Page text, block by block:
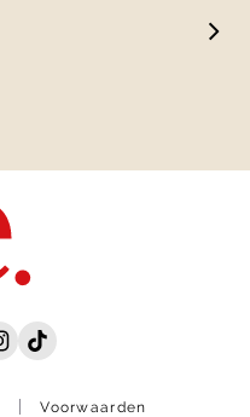
Voorwaarden